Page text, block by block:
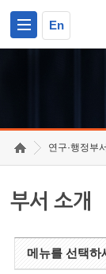
En
연구·행정부서
부서 소개
메뉴를 선택하